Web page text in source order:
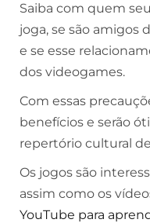
Saiba com quem
joga, se são amigos
e se esse
dos videogames.
Com essas
benefícios e serão
repertório cultural
Os jogos são
assim como os
YouTube para